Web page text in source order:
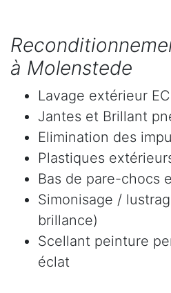
à Molenstede
Lavage extérieur
Jantes et Brillant
Elimination des
Plastiques
Bas de pare-chocs
Simonisage /
brillance)
Scellant peinture
éclat